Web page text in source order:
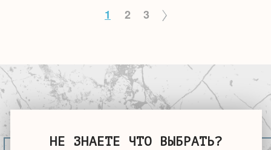
1 2 3
НЕ ЗНАЕТЕ ЧТО ВЫБРАТЬ?